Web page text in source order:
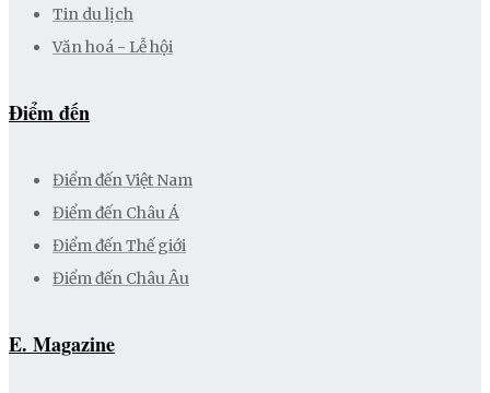
Tin du lịch
Văn hoá - Lễ hội
Điểm đến
Điểm đến Việt Nam
Điểm đến Châu Á
Điểm đến Thế giới
Điểm đến Châu Âu
E. Magazine